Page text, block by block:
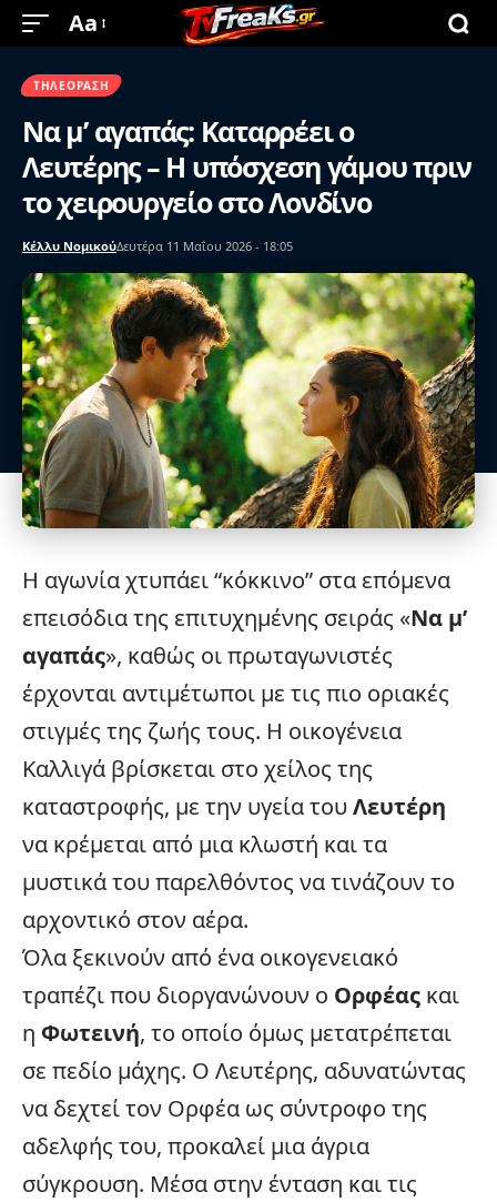
Aa
ΤΗΛΕΌΡΑΣΗ
Να μ’ αγαπάς: Καταρρέει ο
Λευτέρης – Η υπόσχεση γάμου πριν
το χειρουργείο στο Λονδίνο
Κέλλυ ΝομικούΔευτέρα 11 Μαΐου 2026 - 18:05
Η αγωνία χτυπάει “κόκκινο” στα επόμενα
επεισόδια της επιτυχημένης σειράς «Να μ’
αγαπάς», καθώς οι πρωταγωνιστές
έρχονται αντιμέτωποι με τις πιο οριακές
στιγμές της ζωής τους. Η οικογένεια
Καλλιγά βρίσκεται στο χείλος της
καταστροφής, με την υγεία τουΛευτέρη
να κρέμεται από μια κλωστή και τα
μυστικά του παρελθόντος να τινάζουν το
αρχοντικό στον αέρα.
Όλα ξεκινούν από ένα οικογενειακό
τραπέζι που διοργανώνουν ο Ορφέας και
η Φωτεινή, το οποίο όμως μετατρέπεται
σε πεδίο μάχης. Ο Λευτέρης, αδυνατώντας
να δεχτεί τον Ορφέα ως σύντροφο της
αδελφής του, προκαλεί μια άγρια
σύγκρουση. Μέσα στην ένταση και τις